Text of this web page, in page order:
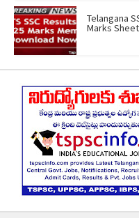
Telangana
Marks